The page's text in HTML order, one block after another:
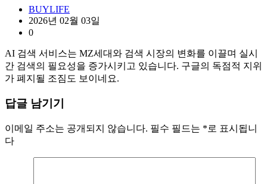
BUYLIFE
2026년 02월 03일
0
AI 검색 서비스는 MZ세대와 검색 시장의 변화를 이끌며 실시
간 검색의 필요성을 증가시키고 있습니다. 구글의 독점적 지위
가 폐지될 조짐도 보이네요.
답글 남기기
이메일 주소는 공개되지 않습니다. 필수 필드는 *로 표시됩니
다